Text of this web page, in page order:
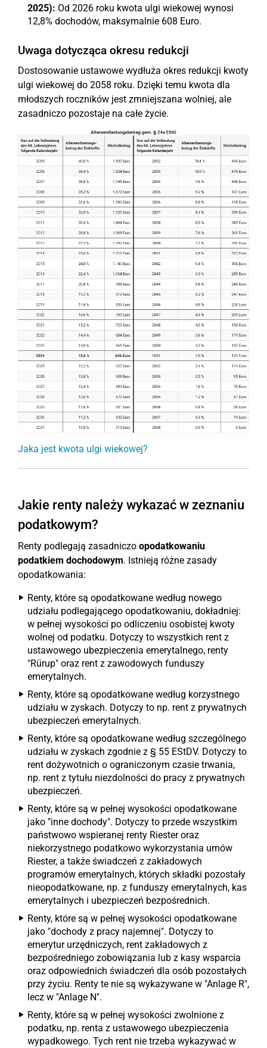
2025): Od 2026 roku kwota ulgi wiekowej wynosi
12,8% dochodów, maksymalnie 608 Euro.
Uwaga dotycząca okresu redukcji
Dostosowanie ustawowe wydłuża okres redukcji kwoty
ulgi wiekowej do 2058 roku. Dzięki temu kwota dla
młodszych roczników jest zmniejszana wolniej, ale
zasadniczo pozostaje na całe życie.
Jaka jest kwota ulgi wiekowej?
Jakie renty należy wykazać w zeznaniu
podatkowym?
Renty podlegają zasadniczo opodatkowaniu
podatkiem dochodowym. Istnieją różne zasady
opodatkowania:
Renty, które są opodatkowane według nowego
udziału podlegającego opodatkowaniu, dokładniej:
w pełnej wysokości po odliczeniu osobistej kwoty
wolnej od podatku. Dotyczy to wszystkich rent z
ustawowego ubezpieczenia emerytalnego, renty
"Rürup" oraz rent z zawodowych funduszy
emerytalnych.
Renty, które są opodatkowane według korzystnego
udziału w zyskach. Dotyczy to np. rent z prywatnych
ubezpieczeń emerytalnych.
Renty, które są opodatkowane według szczególnego
udziału w zyskach zgodnie z § 55 EStDV. Dotyczy to
rent dożywotnich o ograniczonym czasie trwania,
np. rent z tytułu niezdolności do pracy z prywatnych
ubezpieczeń.
Renty, które są w pełnej wysokości opodatkowane
jako "inne dochody". Dotyczy to przede wszystkim
państwowo wspieranej renty Riester oraz
niekorzystnego podatkowo wykorzystania umów
Riester, a także świadczeń z zakładowych
programów emerytalnych, których składki pozostały
nieopodatkowane, np. z funduszy emerytalnych, kas
emerytalnych i ubezpieczeń bezpośrednich.
Renty, które są w pełnej wysokości opodatkowane
jako "dochody z pracy najemnej". Dotyczy to
emerytur urzędniczych, rent zakładowych z
bezpośredniego zobowiązania lub z kasy wsparcia
oraz odpowiednich świadczeń dla osób pozostałych
przy życiu. Renty te nie są wykazywane w "Anlage R",
lecz w "Anlage N".
Renty, które są w pełnej wysokości zwolnione z
podatku, np. renta z ustawowego ubezpieczenia
wypadkowego. Tych rent nie trzeba wykazywać w